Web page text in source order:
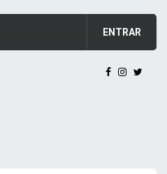
ENTRAR